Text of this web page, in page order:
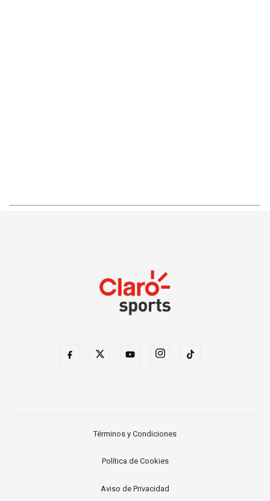
Términos y Condiciones
Política de Cookies
Aviso de Privacidad